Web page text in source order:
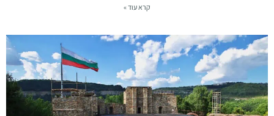
קרא עוד »